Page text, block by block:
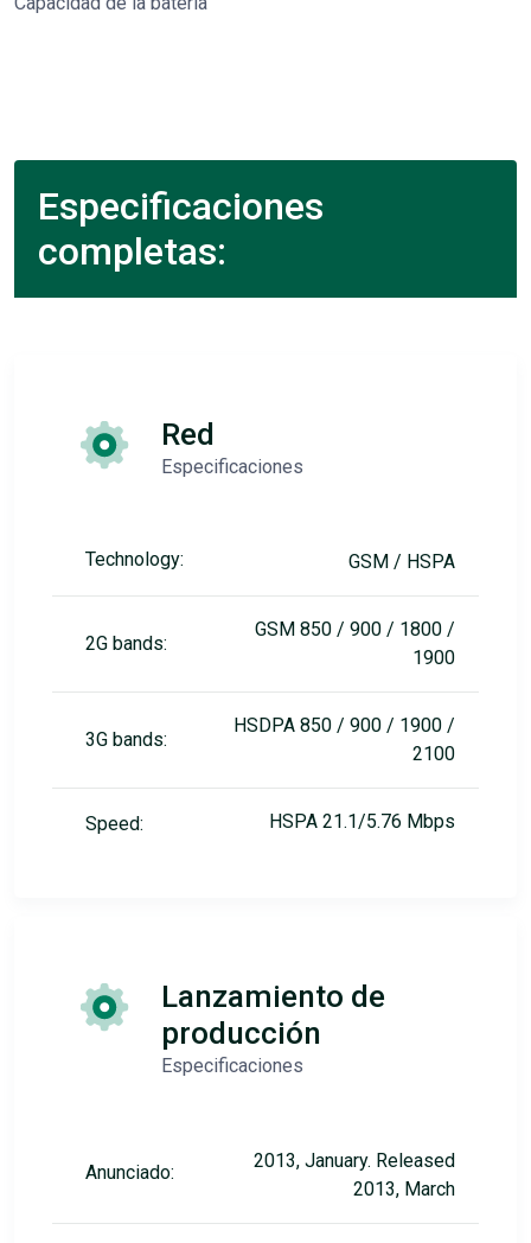
Especificaciones
completas:
Red
Especificaciones
Technology: GSM / HSPA
2G bands:
GSM 850 / 900 / 1800 /
1900
3G bands:
HSDPA 850 / 900 / 1900 /
2100
Speed: HSPA 21.1/5.76 Mbps
Lanzamiento de
producción
Especificaciones
Anunciado:
2013, January. Released
2013, March